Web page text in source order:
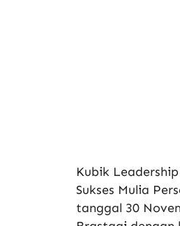
Kubik
Sukses Mulia
tanggal 30